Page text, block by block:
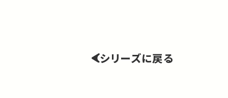
シリーズに戻る